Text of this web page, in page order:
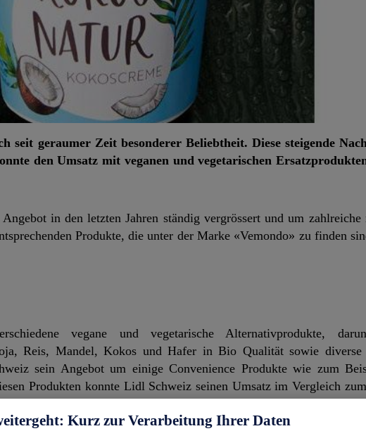
seit geraumer Zeit besonderer Beliebtheit. Diese steigende
den Umsatz mit veganen und vegetarischen
in den letzten Jahren ständig vergrössert und um
Produkte, die unter der Marke «Vemondo» zu finden
vegane und vegetarische Alternativprodukte,
Reis, Mandel, Kokos und Hafer in Bio Qualität sowie diverse
sein Angebot um einige Convenience Produkte wie zum
Produkten konnte Lidl Schweiz seinen Umsatz im Vergleich
der Umsatz mit vegetarischen und veganen Produkten sogar
und Gemüsen bietet der Detailhändler eine Vielfalt von
Kurz zur Verarbeitung Ihrer Daten